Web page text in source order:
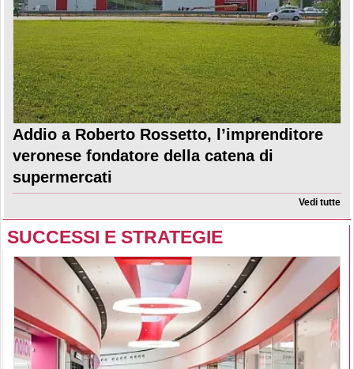
Addio a Roberto Rossetto, l’imprenditore
veronese fondatore della catena di
supermercati
Vedi tutte
SUCCESSI E STRATEGIE